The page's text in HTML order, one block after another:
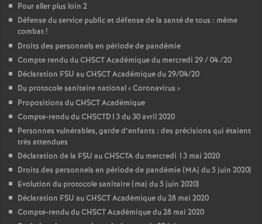
Pour aller plus loin 2
Défense du service public et défense de la santé de tous : même
combat!
Droits des personnels en période de pandémie
Compte rendu du CHSCT Académique du mercredi 29 / 04 /20
Déclaration FSU au CHSCT Académique du 29/04/20
Du protocole sanitaire national «Coronavirus »
Propositions du CHSCT Académique
Compte-rendu du CHSCTD13 du 30 avril 2020
Personnes vulnérables, garde d’enfants : des précisions qui étaient
très attendues
Déclaration de la FSU au CHSCTA du mercredi 13 mai 2020
Droits des personnels en période de pandémie (MAj du 5 juin 2020)
Evolution du protocole sanitaire (maj du 5 juin 2020)
Déclaration FSU au CHSCT Académique du 28 mai 2020
Compte-rendu du CHSCT Académique du 28 mai 2020